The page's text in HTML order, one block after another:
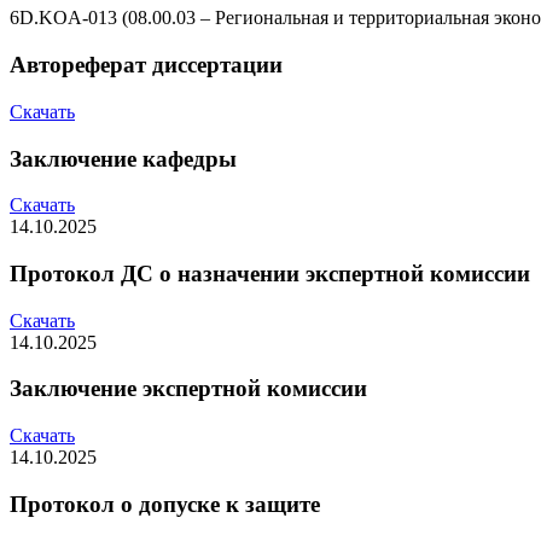
6D.KOA-013 (08.00.03 – Региональная и территориальная
Автореферат диссертации
Скачать
Заключение кафедры
Скачать
14.10.2025
Протокол ДС о назначении экспертной комиссии
Скачать
14.10.2025
Заключение экспертной комиссии
Скачать
14.10.2025
Протокол о допуске к защите